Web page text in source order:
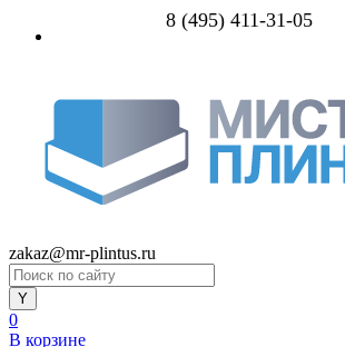
8 (495) 411-31-05
zakaz@mr-plintus.ru
0
В корзине